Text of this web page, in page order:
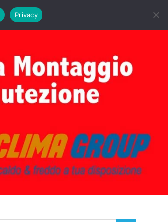
PRIMA ACCENSIONE CALDAIE BIASI
Privacy